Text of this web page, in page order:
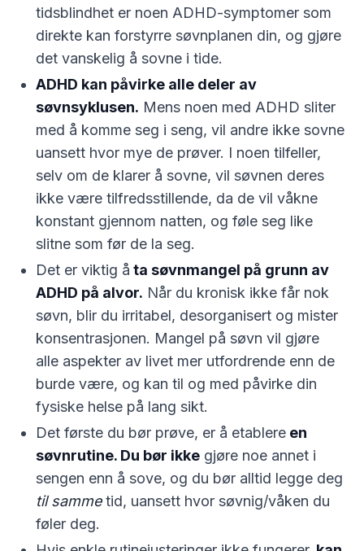
tidsblindhet er noen ADHD-symptomer som
direkte kan forstyrre søvnplanen din, og gjøre
det vanskelig å sovne i tide.
ADHD kan påvirke alle deler av
søvnsyklusen. Mens noen med ADHD sliter
med å komme seg i seng, vil andre ikke sovne
uansett hvor mye de prøver. I noen tilfeller,
selv om de klarer å sovne, vil søvnen deres
ikke være tilfredsstillende, da de vil våkne
konstant gjennom natten, og føle seg like
slitne som før de la seg.
Det er viktig å ta søvnmangel på grunn av
ADHD på alvor. Når du kronisk ikke får nok
søvn, blir du irritabel, desorganisert og mister
konsentrasjonen. Mangel på søvn vil gjøre
alle aspekter av livet mer utfordrende enn de
burde være, og kan til og med påvirke din
fysiske helse på lang sikt.
Det første du bør prøve, er å etablere en
søvnrutine. Du bør ikke gjøre noe annet i
sengen enn å sove, og du bør alltid legge deg
til sammetid, uansett hvor søvnig/våken du
føler deg.